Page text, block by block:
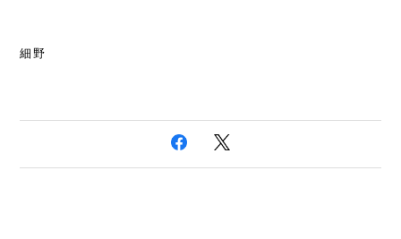
細野